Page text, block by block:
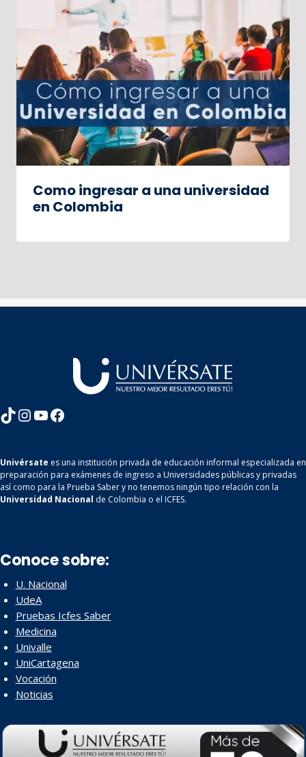
Como ingresar a una universidad
en Colombia
TikTok InstagramYouTube Facebook
Univérsate es una institución privada de educación informal especializada en
preparación para exámenes de ingreso a Universidades públicas y privadas
así como para la Prueba Saber y no tenemos ningún tipo relación con la
Universidad Nacional de Colombia o el ICFES.
Conoce sobre:
U. Nacional
UdeA
Pruebas Icfes Saber
Medicina
Univalle
UniCartagena
Vocación
Noticias